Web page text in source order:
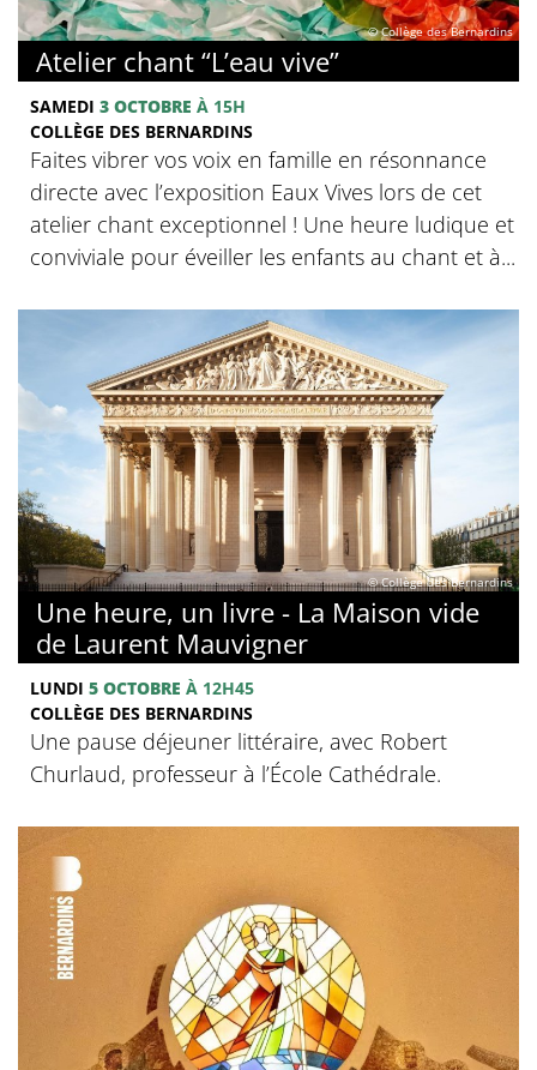
© Collège des Bernardins
Atelier chant “L’eau vive”
SAMEDI 3 OCTOBRE À 15H
COLLÈGE DES BERNARDINS
Faites vibrer vos voix en famille en résonnance
directe avec l’exposition Eaux Vives lors de cet
atelier chant exceptionnel ! Une heure ludique et
conviviale pour éveiller les enfants au chant et à...
© Collège des Bernardins
Une heure, un livre - La Maison vide
de Laurent Mauvigner
LUNDI 5 OCTOBRE À 12H45
COLLÈGE DES BERNARDINS
Une pause déjeuner littéraire, avec Robert
Churlaud, professeur à l’École Cathédrale.